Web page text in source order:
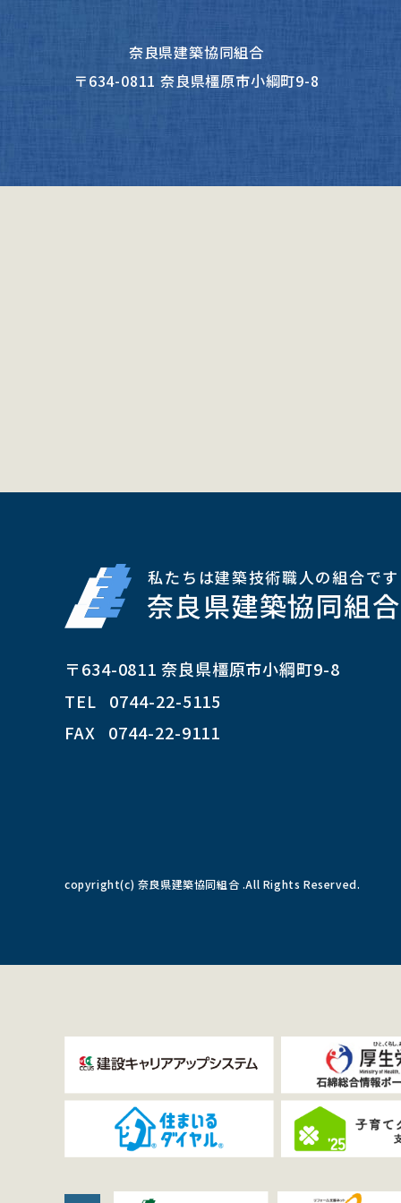
奈良県建築協同組合
〒634-0811 奈良県橿原市小綱町9-8
私たちは建築技術職人の組合です
奈良県建築協同組合
〒634-0811 奈良県橿原市小綱町9-8
TEL 0744-22-5115
FAX 0744-22-9111
copyright(c) 奈良県建築協同組合 .All Rights Reserved.